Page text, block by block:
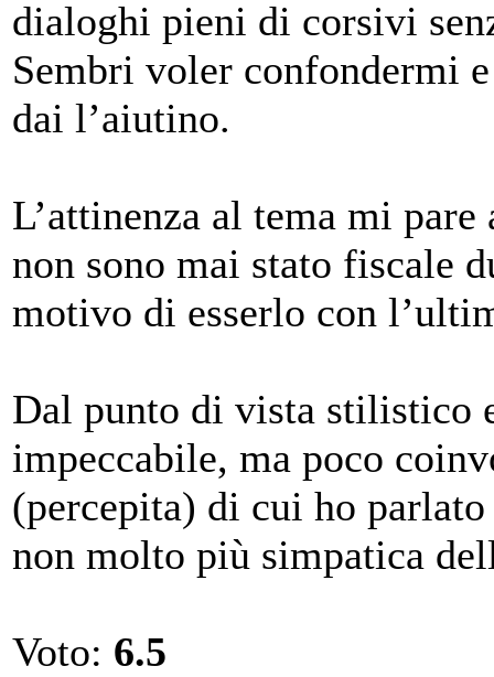
dialoghi pieni di corsivi
Sembri voler confondermi
dai l’aiutino.
L’attinenza al tema mi
non sono mai stato fiscale
motivo di esserlo con
Dal punto di vista stilistico
impeccabile, ma poco
(percepita) di cui ho
non molto più simpatica
Voto: 6.5